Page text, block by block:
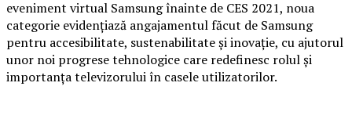
eveniment virtual Samsung înainte de CES 2021, noua
categorie evidențiază angajamentul făcut de Samsung
pentru accesibilitate, sustenabilitate și inovație, cu ajutorul
unor noi progrese tehnologice care redefinesc rolul și
importanța televizorului în casele utilizatorilor.